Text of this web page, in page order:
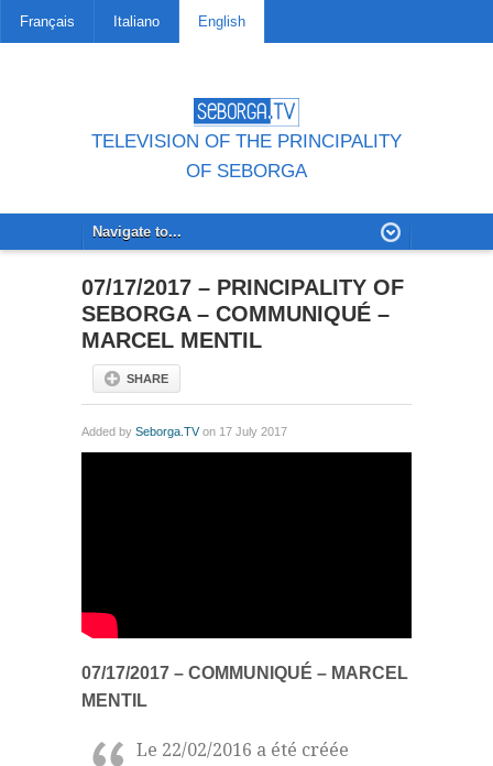
Français Italiano English
TELEVISION OF THE PRINCIPALITY
OF SEBORGA
07/17/2017 – PRINCIPALITY OF
SEBORGA – COMMUNIQUÉ –
MARCEL MENTIL
SHARE
Added by Seborga.TV on 17 July 2017
07/17/2017 – COMMUNIQUÉ – MARCEL
MENTIL
Le 22/02/2016 a été créée